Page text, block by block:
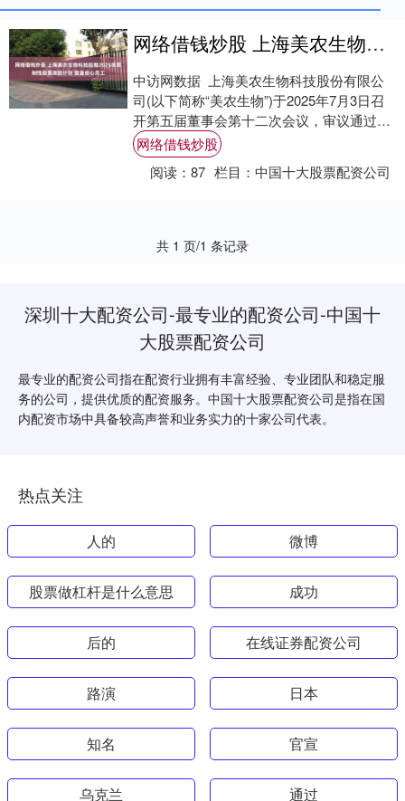
网络借钱炒股 上海美农生物科技拟推2025年限制性股票激励计划 覆盖核心员工
中访网数据 上海美农生物科技股份有限公
司(以下简称“美农生物”)于2025年7月3日召
开第五届董事会第十二次会议，审议通过了
《2025年限制性股票激励计划(草....
网络借钱炒股
阅读：87 栏目：中国十大股票配资公司
共 1 页/1 条记录
深圳十大配资公司-最专业的配资公司-中国十
大股票配资公司
最专业的配资公司指在配资行业拥有丰富经验、专业团队和稳定服
务的公司，提供优质的配资服务。中国十大股票配资公司是指在国
内配资市场中具备较高声誉和业务实力的十家公司代表。
热点关注
人的 微博
股票做杠杆是什么意思 成功
后的 在线证券配资公司
路演 日本
知名 官宣
乌克兰 通过